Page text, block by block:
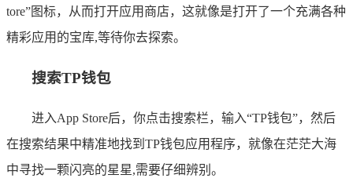
tore”图标，从而打开应用商店，这就像是打开了一个充满各种
精彩应用的宝库,等待你去探索。
搜索TP钱包
进入App Store后，你点击搜索栏，输入“TP钱包”，然后
在搜索结果中精准地找到TP钱包应用程序，就像在茫茫大海
中寻找一颗闪亮的星星,需要仔细辨别。